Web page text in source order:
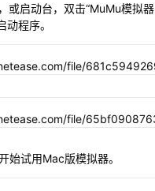
或启动台，双击“MuMu模拟器
动程序。
始试用Mac版模拟器。